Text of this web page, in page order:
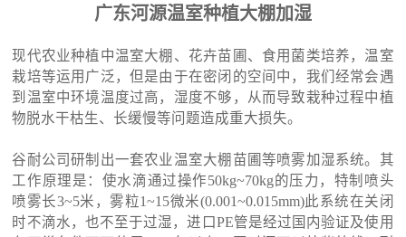
广东河源温室种植大棚加湿
现代农业种植中温室大棚、花卉苗圃、食用菌类培养，温室
栽培等运用广泛，但是由于在密闭的空间中，我们经常会遇
到温室中环境温度过高，湿度不够，从而导致栽种过程中植
物脱水干枯生、长缓慢等问题造成重大损失。
谷耐公司研制出一套农业温室大棚苗圃等喷雾加湿系统。其
工作原理是：使水滴通过操作50kg~70kg的压力，特制喷头
喷雾长3~5米，雾粒1~15微米(0.001~0.015mm)此系统在关闭
时不滴水，也不至于过湿，进口PE管是经过国内验证及使用